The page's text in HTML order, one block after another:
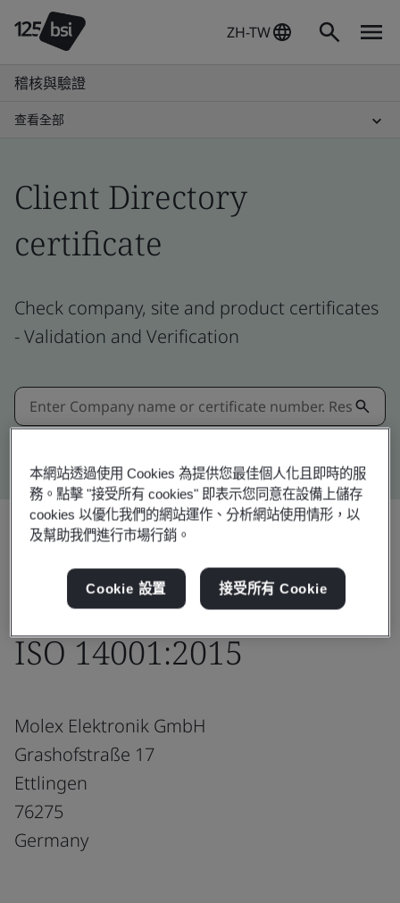
ZH-TW
稽核與驗證
查看全部
Client Directory
certificate
Check company, site and product certificates
- Validation and Verification
分享: Download
ISO 14001:2015
Molex Elektronik GmbH
Grashofstraße 17
Ettlingen
76275
Germany
本網站透過使用 Cookies 為提供您最佳個人化且即時的服
務。點擊 "接受所有 cookies" 即表示您同意在設備上儲存
cookies 以優化我們的網站運作、分析網站使用情形，以
及幫助我們進行市場行銷。
Cookie 設置 接受所有 Cookie